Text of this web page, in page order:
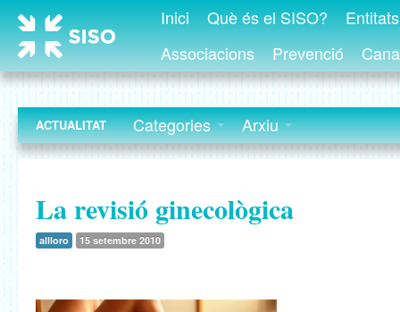
Inici Què és el SISO?
Associacions
Prevenció
ACTUALITAT Categories Arxiu
La revisió ginecològica
allloro 15 setembre 2010